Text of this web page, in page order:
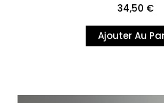
Prix
34,50 €
Ajouter Au